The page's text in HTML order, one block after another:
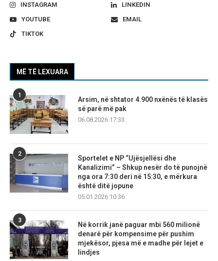
INSTAGRAM
LINKEDIN
YOUTUBE
EMAIL
TIKTOK
MË TË LEXUARA
1
Arsim, në shtator 4.900 nxënës të klasës
së parë më pak
06.08.2026 17:33
2
Sportelet e NP “Ujësjellësi dhe
Kanalizimi” – Shkup nesër do të punojnë
nga ora 7:30 deri në 15:30, e mërkura
është ditë jopune
05.01.2026 10:36
3
Në korrik janë paguar mbi 560 milionë
denarë për kompensime për pushim
mjekësor, pjesa më e madhe për lejet e
lindjes